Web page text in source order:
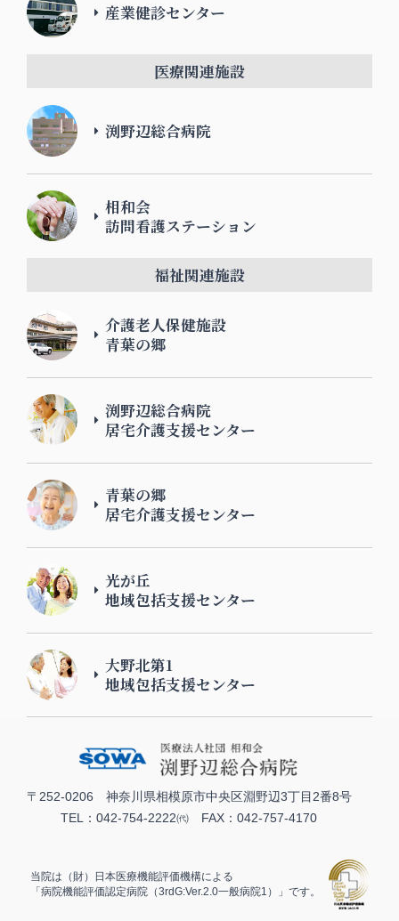
産業健診センター
医療関連施設
渕野辺総合病院
相和会
訪問看護ステーション
福祉関連施設
介護老人保健施設
青葉の郷
渕野辺総合病院
居宅介護支援センター
青葉の郷
居宅介護支援センター
光が丘
地域包括支援センター
大野北第1
地域包括支援センター
〒252-0206 神奈川県相模原市中央区淵野辺3丁目2番8号
TEL：042-754-2222㈹ FAX：042-757-4170
当院は（財）日本医療機能評価機構による
「病院機能評価認定病院（3rdG:Ver.2.0一般病院1）」です。